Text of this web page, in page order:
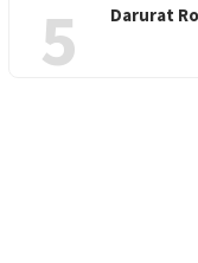
5 Darurat